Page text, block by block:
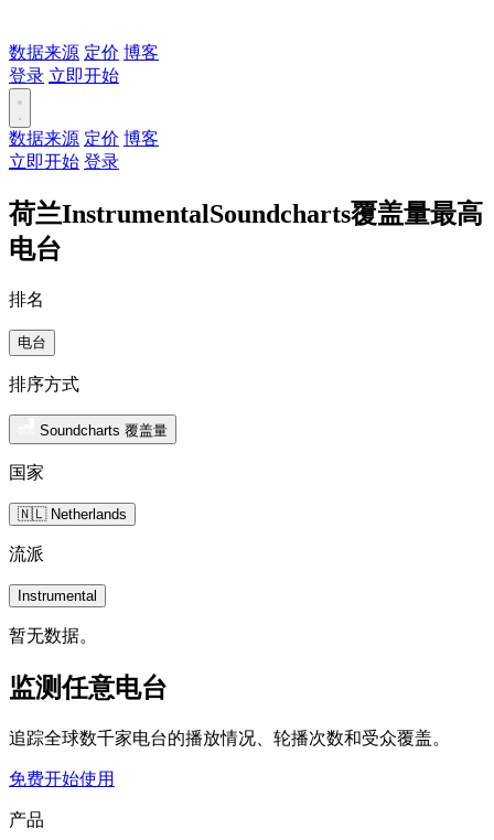
数据来源 定价 博客
登录 立即开始
数据来源 定价 博客
立即开始 登录
荷兰InstrumentalSoundcharts覆盖量最高
电台
排名
电台
排序方式
Soundcharts 覆盖量
国家
🇳🇱 Netherlands
流派
Instrumental
暂无数据。
监测任意电台
追踪全球数千家电台的播放情况、轮播次数和受众覆盖。
免费开始使用
产品